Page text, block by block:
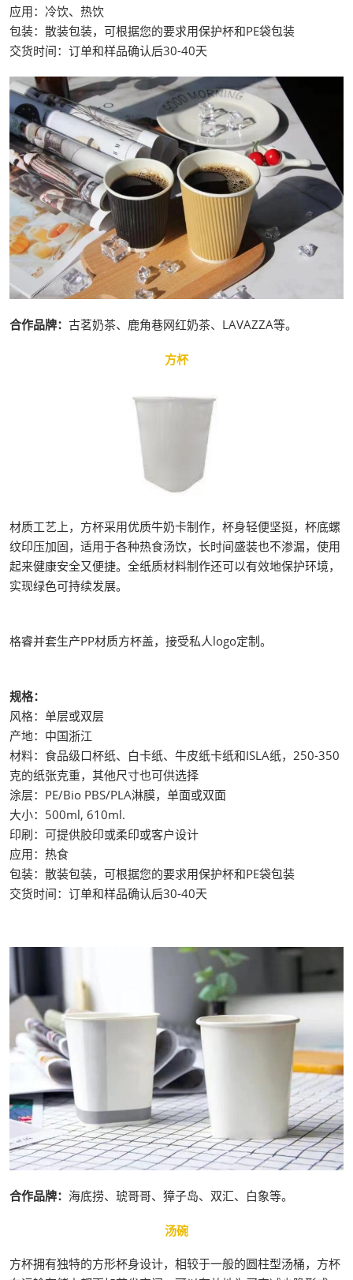
应用：冷饮、热饮
包装：散装包装，可根据您的要求用保护杯和PE袋包装
交货时间：订单和样品确认后30-40天
合作品牌： 古茗奶茶、鹿角巷网红奶茶、LAVAZZA等。
方杯
材质工艺上，方杯采用优质牛奶卡制作，杯身轻便坚挺，杯底螺
纹印压加固，适用于各种热食汤饮，长时间盛装也不渗漏，使用
起来健康安全又便捷。全纸质材料制作还可以有效地保护环境，
实现绿色可持续发展。
格睿并套生产PP材质方杯盖，接受私人logo定制。
规格：
风格：单层或双层
产地：中国浙江
材料：食品级口杯纸、白卡纸、牛皮纸卡纸和ISLA纸，250-350
克的纸张克重，其他尺寸也可供选择
涂层：PE/Bio PBS/PLA淋膜，单面或双面
大小：500ml, 610ml.
印刷：可提供胶印或柔印或客户设计
应用：热食
包装：散装包装，可根据您的要求用保护杯和PE袋包装
交货时间：订单和样品确认后30-40天
合作品牌： 海底捞、琥哥哥、獐子岛、双汇、白象等。
汤碗
方杯拥有独特的方形杯身设计，相较于一般的圆柱型汤桶，方杯